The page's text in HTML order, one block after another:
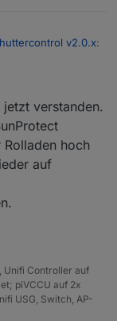
v2.0.x:
gesetzt, wenn
sls
bis zum
Manu_Mode auch
auf eine
setzst.
Menü
verstanden.
hoch
auf
Unifi Controller auf
piVCCU auf 2x
USG, Switch, AP-